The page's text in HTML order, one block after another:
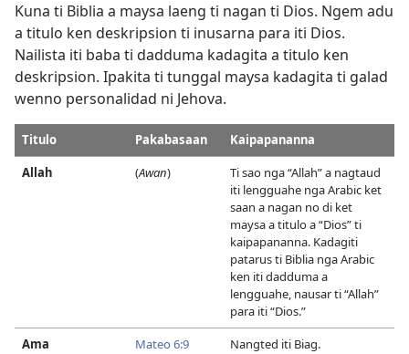
Kuna ti Biblia a maysa laeng ti nagan ti Dios. Ngem adu
a titulo ken deskripsion ti inusarna para iti Dios.
Nailista iti baba ti dadduma kadagita a titulo ken
deskripsion. Ipakita ti tunggal maysa kadagita ti galad
wenno personalidad ni Jehova.
Titulo Pakabasaan
Kaipapananna
Allah
(Awan)
Ti sao nga “Allah” a nagtaud
iti lengguahe nga Arabic ket
saan a nagan no di ket
maysa a titulo a “Dios” ti
kaipapananna. Kadagiti
patarus ti Biblia nga Arabic
ken iti dadduma a
lengguahe, nausar ti “Allah”
para iti “Dios.”
Ama
Mateo 6:9
Nangted iti Biag.